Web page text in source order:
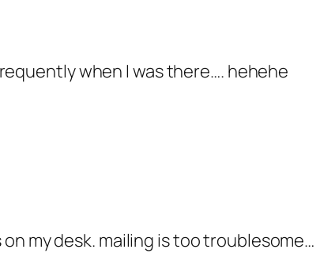
when I was there…. hehehe
my desk. mailing is too troublesome…